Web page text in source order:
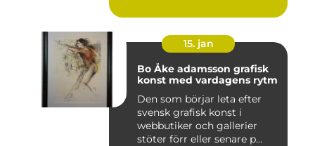
15. jan
Bo Åke adamsson grafisk
konst med vardagens rytm
Den som börjar leta efter
svensk grafisk konst i
webbutiker och gallerier
stöter förr eller senare p...